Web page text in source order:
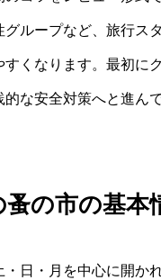
ループなど、旅行ス
くなります。最初に
な安全対策へと進ん
の市の基本
日・月を中心に開か